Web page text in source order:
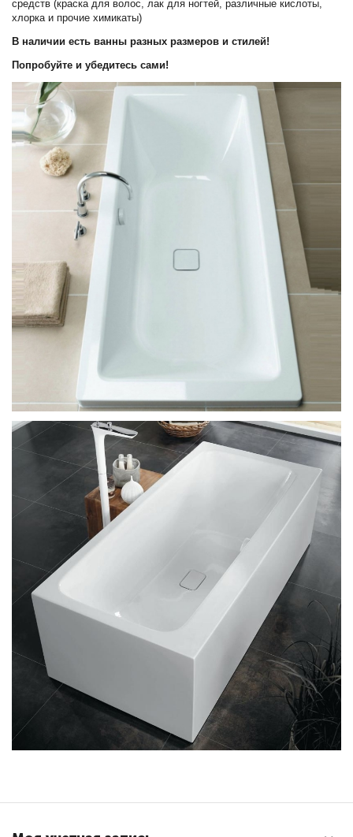
средств (краска для волос, лак для ногтей, различные кислоты,
хлорка и прочие химикаты)
В наличии есть ванны разных размеров и стилей!
Попробуйте и убедитесь сами!